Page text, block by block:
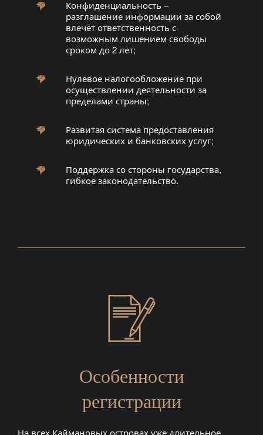
Конфиденциальность –
разглашение информации за собой
влечёт ответственность с
возможным лишением свободы
сроком до 2 лет;
Нулевое налогообложение при
осуществлении деятельности за
пределами страны;
Развитая система предоставления
юридических и банковских услуг;
Поддержка со стороны государства,
гибкое законодательство.
Особенности
регистрации
На всех Каймановых островах уже длительное